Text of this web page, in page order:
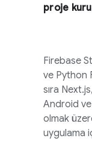
proje
Firebase
ve Python
sıra
Android
olmak
uygulama